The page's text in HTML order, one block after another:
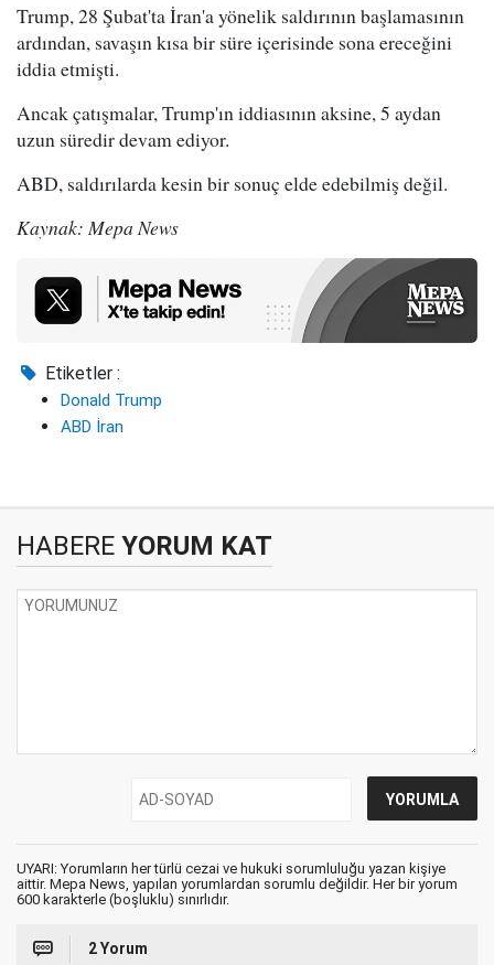
Trump, 28 Şubat'ta İran'a yönelik saldırının başlamasının
ardından, savaşın kısa bir süre içerisinde sona ereceğini
iddia etmişti.
Ancak çatışmalar, Trump'ın iddiasının aksine, 5 aydan
uzun süredir devam ediyor.
ABD, saldırılarda kesin bir sonuç elde edebilmiş değil.
Kaynak: Mepa News
Etiketler :
Donald Trump
ABD İran
HABERE YORUM KAT
UYARI: Yorumların her türlü cezai ve hukuki sorumluluğu yazan kişiye
aittir. Mepa News, yapılan yorumlardan sorumlu değildir. Her bir yorum
600 karakterle (boşluklu) sınırlıdır.
2 Yorum